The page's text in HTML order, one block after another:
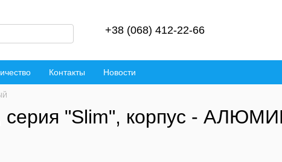
+38 (068) 412-22-66
Контакты Новости
серия "Slim", корпус -